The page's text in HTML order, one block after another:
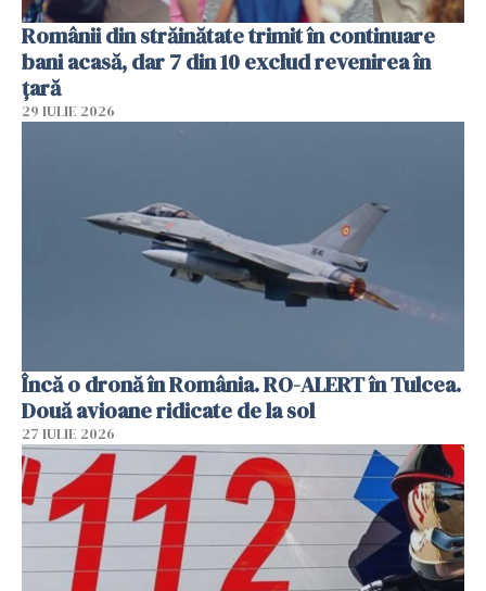
Românii din străinătate trimit în continuare
bani acasă, dar 7 din 10 exclud revenirea în
țară
29 IULIE 2026
Încă o dronă în România. RO-ALERT în Tulcea.
Două avioane ridicate de la sol
27 IULIE 2026